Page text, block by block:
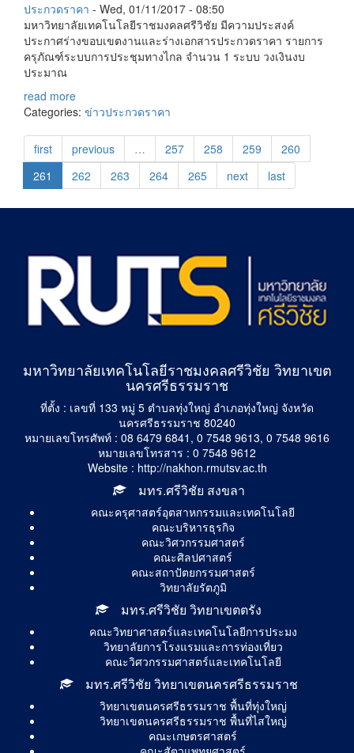
ประกวดราคา - Wed, 01/11/2017 - 08:50
มหาวิทยาลัยเทคโนโลยีราชมงคลศรีวิชัย มีความประสงค์
ประกาศร่างขอบเขตงานและร่างเอกสารประกวดราคา รายการ
ครุภัณฑ์ระบบการประชุมทางไกล จำนวน 1 ระบบ วงเงินงบ
ประมาณ
read more
Categories: ข่าวประกวดราคา
first previous … 257 258 259
260
261
262 263 264 265 next last
มหาวิทยาลัยเทคโนโลยีราชมงคลศรีวิชัย วิทยาเขต
นครศรีธรรมราช
ที่ตั้ง : เลขที่ 133 หมู่ 5 ตำบลทุ่งใหญ่ อำเภอทุ่งใหญ่ จังหวัด
นครศรีธรรมราช 80240
หมายเลขโทรศัพท์ : 08 6479 6841, 0 7548 9613, 0 7548 9616
หมายเลขโทรสาร : 0 7548 9612
Website : http://nakhon.rmutsv.ac.th
มทร.ศรีวิชัย สงขลา
คณะครุศาสตร์อุตสาหกรรมและเทคโนโลยี
คณะบริหารธุรกิจ
คณะวิศวกรรมศาสตร์
คณะศิลปศาสตร์
คณะสถาปัตยกรรมศาสตร์
วิทยาลัยรัตภูมิ
มทร.ศรีวิชัย วิทยาเขตตรัง
คณะวิทยาศาสตร์และเทคโนโลยีการประมง
วิทยาลัยการโรงแรมและการท่องเที่ยว
คณะวิศวกรรมศาสตร์และเทคโนโลยี
มทร.ศรีวิชัย วิทยาเขตนครศรีธรรมราช
วิทยาเขตนครศรีธรรมราช พื้นที่ทุ่งใหญ่
วิทยาเขตนครศรีธรรมราช พื้นที่ไสใหญ่
คณะเกษตรศาสตร์